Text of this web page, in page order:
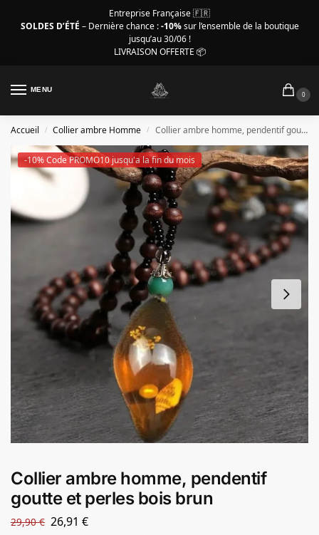
Entreprise Française 🇫🇷
SOLDES D’ÉTÉ – Dernière chance :-10%sur l’ensemble de la boutique
jusqu’au 30/06 !
LIVRAISON OFFERTE 📦
MENU
0
Accueil / Collier ambre Homme / Collier ambre homme, pendentif goutte et perles bois brun
-10% Code PROMO10 jusqu'a la fin du mois
Collier ambre homme, pendentif
goutte et perles bois brun
29,90€ 26,91 €